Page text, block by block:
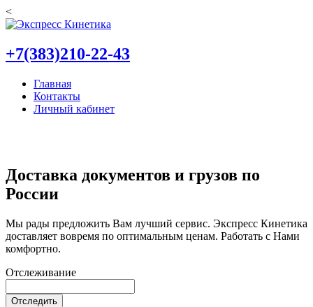
<
+7(383)210-22-43
Главная
Контакты
Личный кабинет
Доставка документов и грузов по
России
Мы рады предложить Вам лучший сервис. Экспресс Кинетика
доставляет вовремя по оптимальным ценам. Работать с Нами
комфортно.
Отслеживание
Отследить